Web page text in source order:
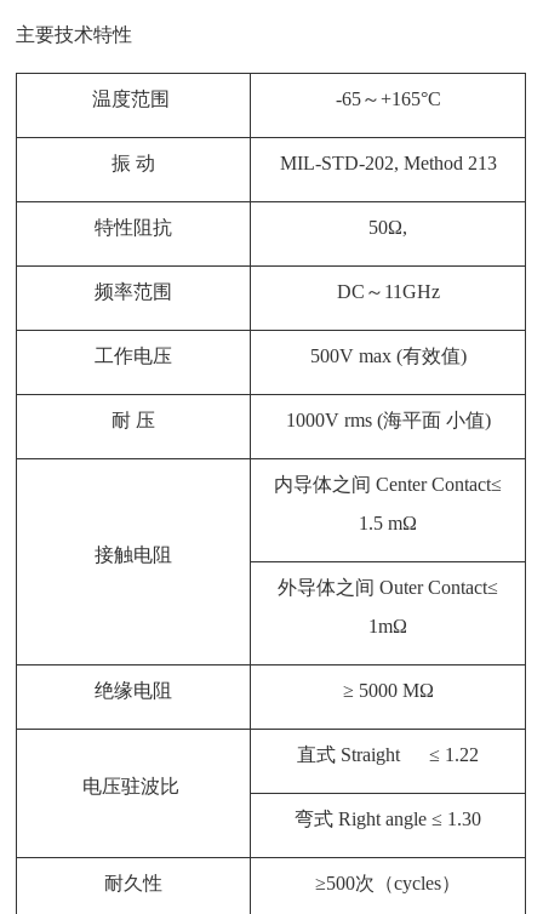
主要技术特性
温度范围 -65～+165°C
振 动 MIL-STD-202, Method 213
特性阻抗 50Ω,
频率范围 DC～11GHz
工作电压 500V max (有效值)
耐 压 1000V rms (海平面 小值)
接触电阻
内导体之间 Center Contact≤
1.5 mΩ
外导体之间 Outer Contact≤
1mΩ
绝缘电阻 ≥ 5000 MΩ
电压驻波比
直式 Straight ≤ 1.22
弯式 Right angle ≤ 1.30
耐久性 ≥500次（cycles）